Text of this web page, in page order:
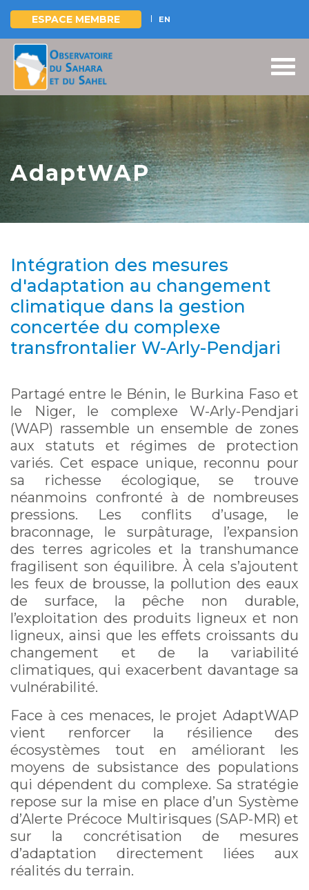
Aller
contenu
principal
ESPACE MEMBRE EN
AdaptWAP
Intégration des mesures
d'adaptation au changement
climatique dans la gestion
concertée du complexe
transfrontalier W-Arly-Pendjari
Partagé entre le Bénin, le Burkina Faso et
le Niger, le complexe W-Arly-Pendjari
(WAP) rassemble un ensemble de zones
aux statuts et régimes de protection
variés. Cet espace unique, reconnu pour
sa richesse écologique, se trouve
néanmoins confronté à de nombreuses
pressions. Les conflits d’usage, le
braconnage, le surpâturage, l’expansion
des terres agricoles et la transhumance
fragilisent son équilibre. À cela s’ajoutent
les feux de brousse, la pollution des eaux
de surface, la pêche non durable,
l’exploitation des produits ligneux et non
ligneux, ainsi que les effets croissants du
changement et de la variabilité
climatiques, qui exacerbent davantage sa
vulnérabilité.
Face à ces menaces, le projet AdaptWAP
vient renforcer la résilience des
écosystèmes tout en améliorant les
moyens de subsistance des populations
qui dépendent du complexe. Sa stratégie
repose sur la mise en place d’un Système
d’Alerte Précoce Multirisques (SAP-MR) et
sur la concrétisation de mesures
d’adaptation directement liées aux
réalités du terrain.